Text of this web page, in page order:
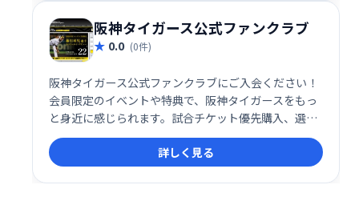
ます！
阪神タイガース公式ファンクラブ
0.0 (0件)
阪神タイガース公式ファンクラブにご入会ください！
会員限定のイベントや特典で、阪神タイガースをもっ
と身近に感じられます。試合チケット優先購入、選手
との交流会、オリジナルグッズなど、充実の特典をご
用意しています。
詳しく見る